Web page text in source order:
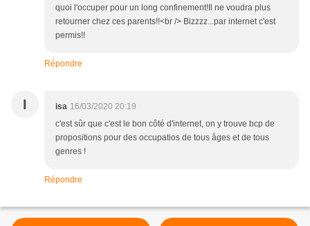
quoi l'occuper pour un long confinement!Il ne voudra plus
retourner chez ces parents!!<br /> Bizzzz...par internet c'est
permis!!
Répondre
I isa 16/03/2020 20:19
c'est sûr que c'est le bon côté d'internet, on y trouve bcp de
propositions pour des occupatios de tous âges et de tous
genres !
Répondre